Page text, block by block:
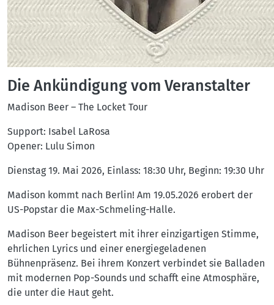
Die Ankündigung vom Veranstalter
Madison Beer – The Locket Tour
Support: Isabel LaRosa
Opener: Lulu Simon
Dienstag 19. Mai 2026, Einlass: 18:30 Uhr, Beginn: 19:30 Uhr
Madison kommt nach Berlin! Am 19.05.2026 erobert der
US-Popstar die Max-Schmeling-Halle.
Madison Beer begeistert mit ihrer einzigartigen Stimme,
ehrlichen Lyrics und einer energiegeladenen
Bühnenpräsenz. Bei ihrem Konzert verbindet sie Balladen
mit modernen Pop-Sounds und schafft eine Atmosphäre,
die unter die Haut geht.